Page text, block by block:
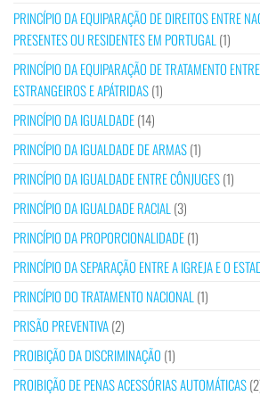
PRINCÍPIO DA EQUIPARAÇÃO DE DIREITOS ENTRE
PRESENTES OU RESIDENTES EM PORTUGAL (1)
PRINCÍPIO DA EQUIPARAÇÃO DE TRATAMENTO
ESTRANGEIROS E APÁTRIDAS(1)
PRINCÍPIO DA IGUALDADE(14)
PRINCÍPIO DA IGUALDADE DE ARMAS(1)
PRINCÍPIO DA IGUALDADE ENTRE CÔNJUGES(1)
PRINCÍPIO DA IGUALDADE RACIAL (3)
PRINCÍPIO DA PROPORCIONALIDADE(1)
PRINCÍPIO DA SEPARAÇÃO ENTRE A IGREJA E O
PRINCÍPIO DO TRATAMENTO NACIONAL (1)
PRISÃO PREVENTIVA(2)
PROIBIÇÃO DA DISCRIMINAÇÃO (1)
PROIBIÇÃO DE PENAS ACESSÓRIAS AUTOMÁTICAS